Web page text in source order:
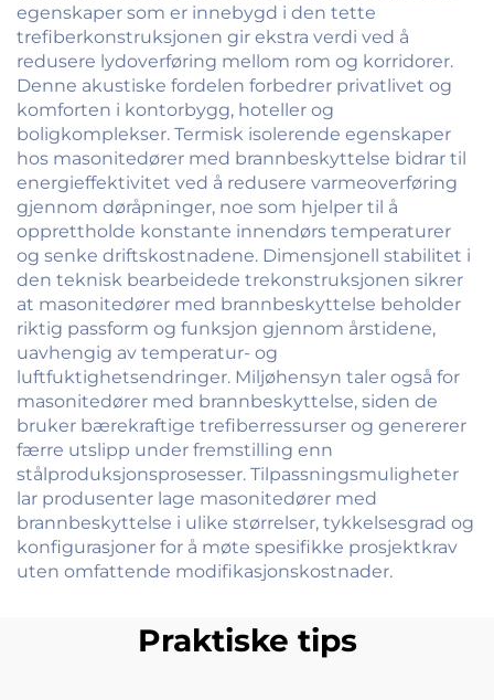
egenskaper som er innebygd i den tette
trefiberkonstruksjonen gir ekstra verdi ved å
redusere lydoverføring mellom rom og korridorer.
Denne akustiske fordelen forbedrer privatlivet og
komforten i kontorbygg, hoteller og
boligkomplekser. Termisk isolerende egenskaper
hos masonitedører med brannbeskyttelse bidrar til
energieffektivitet ved å redusere varmeoverføring
gjennom døråpninger, noe som hjelper til å
opprettholde konstante innendørs temperaturer
og senke driftskostnadene. Dimensjonell stabilitet i
den teknisk bearbeidede trekonstruksjonen sikrer
at masonitedører med brannbeskyttelse beholder
riktig passform og funksjon gjennom årstidene,
uavhengig av temperatur- og
luftfuktighetsendringer. Miljøhensyn taler også for
masonitedører med brannbeskyttelse, siden de
bruker bærekraftige trefiberressurser og genererer
færre utslipp under fremstilling enn
stålproduksjonsprosesser. Tilpassningsmuligheter
lar produsenter lage masonitedører med
brannbeskyttelse i ulike størrelser, tykkelsesgrad og
konfigurasjoner for å møte spesifikke prosjektkrav
uten omfattende modifikasjonskostnader.
Praktiske tips